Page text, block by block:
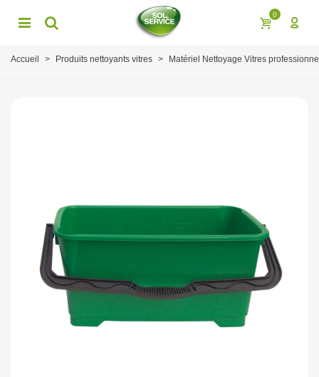
0
Accueil > Produits nettoyants vitres > Matériel Nettoyage Vitres